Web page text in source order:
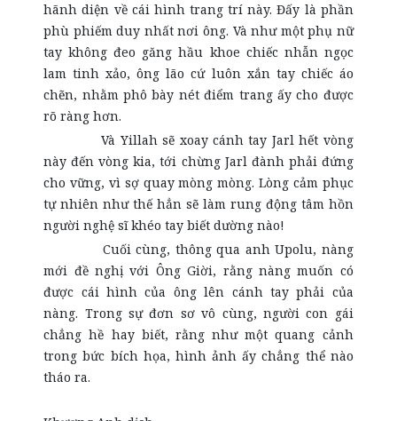
hãnh diện về cái hình trang trí này. Đấy là phần
phù phiếm duy nhất nơi ông. Và như một phụ nữ
tay không đeo găng hầu khoe chiếc nhẫn ngọc
lam tinh xảo, ông lão cứ luôn xắn tay chiếc áo
chẽn, nhằm phô bày nét điểm trang ấy cho được
rõ ràng hơn.
Và Yillah sẽ xoay cánh tay Jarl hết vòng
này đến vòng kia, tới chừng Jarl đành phải đứng
cho vững, vì sợ quay mòng mòng. Lòng cảm phục
tự nhiên như thế hẳn sẽ làm rung động tâm hồn
người nghệ sĩ khéo tay biết dường nào!
Cuối cùng, thông qua anh Upolu, nàng
mới đề nghị với Ông Giời, rằng nàng muốn có
được cái hình của ông lên cánh tay phải của
nàng. Trong sự đơn sơ vô cùng, người con gái
chẳng hề hay biết, rằng như một quang cảnh
trong bức bích họa, hình ảnh ấy chẳng thể nào
tháo ra.